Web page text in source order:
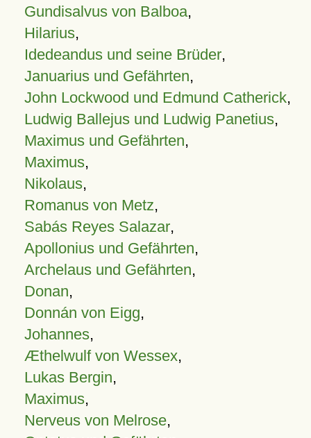
Gundisalvus von Balboa,
Hilarius,
Idedeandus und seine Brüder,
Januarius und Gefährten,
John Lockwood und Edmund Catherick,
Ludwig Ballejus und Ludwig Panetius,
Maximus und Gefährten,
Maximus,
Nikolaus,
Romanus von Metz,
Sabás Reyes Salazar,
Apollonius und Gefährten,
Archelaus und Gefährten,
Donan,
Donnán von Eigg,
Johannes,
Æthelwulf von Wessex,
Lukas Bergin,
Maximus,
Nerveus von Melrose,